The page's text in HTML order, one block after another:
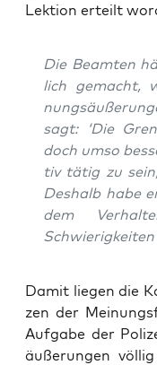
Lek­ti­on erteilt
Die Beam­ten
lich gemacht,
sagt: ‘Die
doch umso
tiv tätig zu
Des­halb habe
dem
Damit lie­gen die
zen der
Auf­ga­be der
äu­ße­run­gen